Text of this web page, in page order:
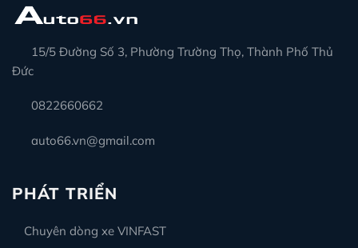
15/5 Đường Số 3, Phường Trường Thọ, Thành Phố Thủ
Đức
0822660662
auto66.vn@gmail.com
PHÁT TRIỂN
Chuyên dòng xe VINFAST